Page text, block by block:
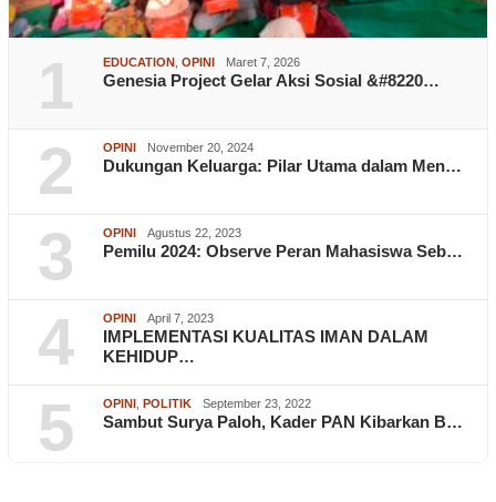
1 EDUCATION OPINI Maret 7, 2026
Genesia Project Gelar Aksi Sosial &#8220…
2 OPINI November 20, 2024
Dukungan Keluarga: Pilar Utama dalam Men…
3 OPINI Agustus 22, 2023
Pemilu 2024: Observe Peran Mahasiswa Seb…
4 OPINI April 7, 2023
IMPLEMENTASI KUALITAS IMAN DALAM
KEHIDUP…
5 OPINI POLITIK September 23, 2022
Sambut Surya Paloh, Kader PAN Kibarkan B…